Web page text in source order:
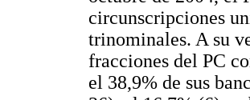
circunscripciones
trinominales. A su
fracciones del PC
el 38,9% de sus